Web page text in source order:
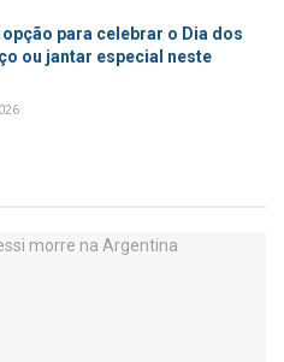
opção para celebrar o Dia dos
ou jantar especial neste